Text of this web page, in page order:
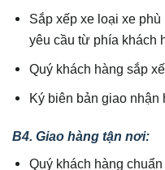
Sắp xếp xe loại xe
yêu cầu từ phía khách
Quý khách hàng sắp
Ký biên bản giao nhận
B4. Giao hàng tận nơi:
Quý khách hàng